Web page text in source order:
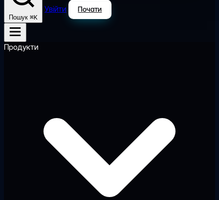
Пошук ⌘K
Увійти Почати
Продукти